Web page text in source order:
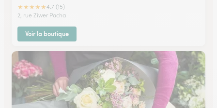
★★★★★4.7 (15)
2, rue Ziwer Pacha
Voir la boutique